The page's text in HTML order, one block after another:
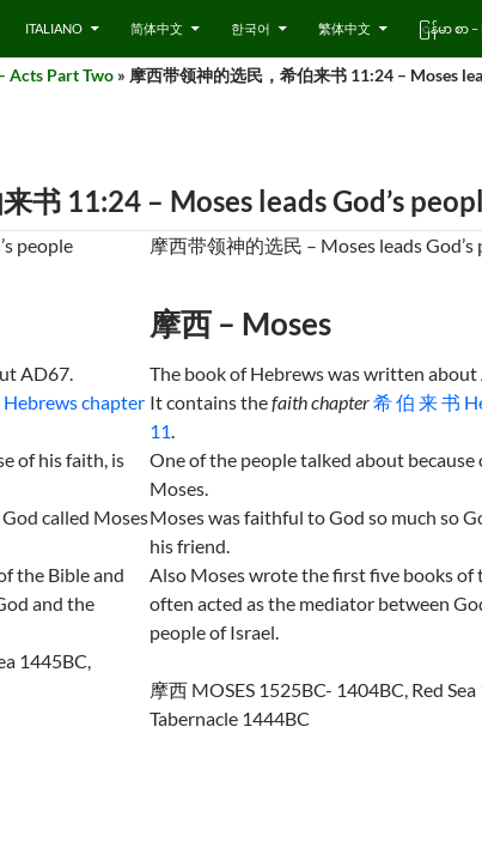
ITALIANO 简体中文 한국어 繁体中文 ြန်မာ စာ –
Acts Part Two » 摩西带领神的选民，希伯来书 11:24 – Moses
书 11:24 – Moses leads God’s
people
AD67.
Hebrews chapter
of his faith, is
called Moses
the Bible and
and the
1445BC,
摩西带领神的选民 – Moses leads God’s
摩西 – Moses
The book of Hebrews was written about
It contains thefaith chapter希 伯 来 书
11.
One of the people talked about because
Moses.
Moses was faithful to God so much so
his friend.
Also Moses wrote the first five books of
often acted as the mediator between
people of Israel.
摩西 MOSES 1525BC- 1404BC, Red
Tabernacle 1444BC